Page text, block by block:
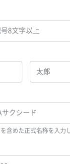
含めた正式名称を入力